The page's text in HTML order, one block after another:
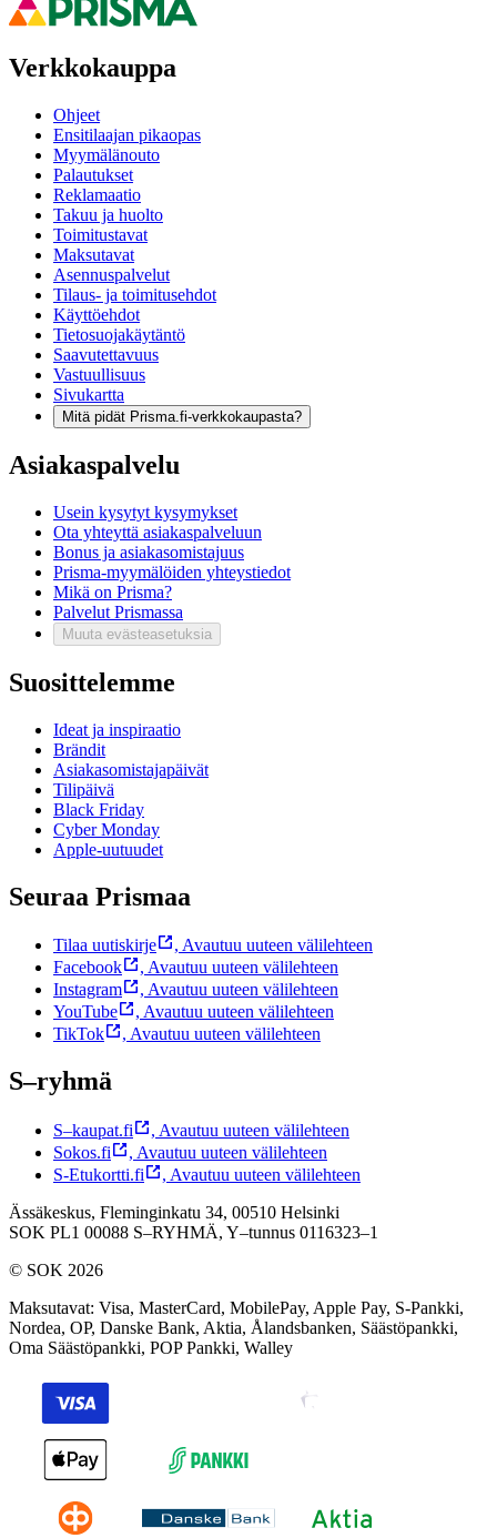
Verkkokauppa
Ohjeet
Ensitilaajan pikaopas
Myymälänouto
Palautukset
Reklamaatio
Takuu ja huolto
Toimitustavat
Maksutavat
Asennuspalvelut
Tilaus- ja toimitusehdot
Käyttöehdot
Tietosuojakäytäntö
Saavutettavuus
Vastuullisuus
Sivukartta
Mitä pidät Prisma.fi-verkkokaupasta?
Asiakaspalvelu
Usein kysytyt kysymykset
Ota yhteyttä asiakaspalveluun
Bonus ja asiakasomistajuus
Prisma-myymälöiden yhteystiedot
Mikä on Prisma?
Palvelut Prismassa
Muuta evästeasetuksia
Suosittelemme
Ideat ja inspiraatio
Brändit
Asiakasomistajapäivät
Tilipäivä
Black Friday
Cyber Monday
Apple-uutuudet
Seuraa Prismaa
Tilaa uutiskirje , Avautuu uuteen välilehteen
Facebook
, Avautuu uuteen välilehteen
Instagram
, Avautuu uuteen välilehteen
YouTube
, Avautuu uuteen välilehteen
TikTok
, Avautuu uuteen välilehteen
S–ryhmä
S–kaupat.fi , Avautuu uuteen välilehteen
Sokos.fi
, Avautuu uuteen välilehteen
S-Etukortti.fi
, Avautuu uuteen välilehteen
Ässäkeskus, Fleminginkatu 34, 00510 Helsinki
SOK PL1 00088 S–RYHMÄ, Y–tunnus 0116323–1
© SOK 2026
Maksutavat: Visa, MasterCard, MobilePay, Apple Pay, S-Pankki,
Nordea, OP, Danske Bank, Aktia, Ålandsbanken, Säästöpankki,
Oma Säästöpankki, POP Pankki, Walley